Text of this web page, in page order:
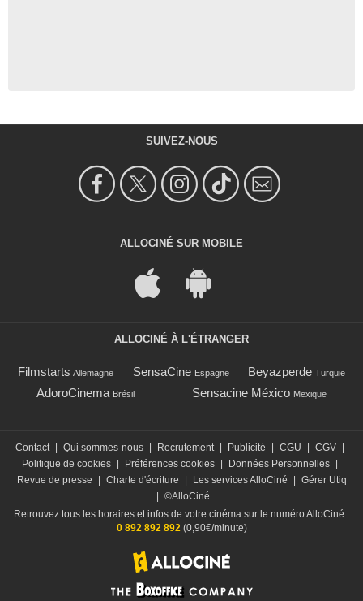
SUIVEZ-NOUS
ALLOCINÉ SUR MOBILE
ALLOCINÉ À L'ÉTRANGER
Filmstarts Allemagne SensaCine Espagne Beyazperde Turquie
AdoroCinema Brésil Sensacine México Mexique
Contact Qui sommes-nous Recrutement Publicité CGU CGV
Politique de cookies
Préférences cookies Données Personnelles
Revue de presse
Charte d'écriture Les services AlloCiné
Gérer Utiq
©AlloCiné
Retrouvez tous les horaires et infos de votre cinéma sur le numéro AlloCiné :
0 892 892 892(0,90€/minute)